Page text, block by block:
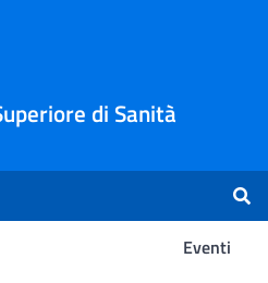
di Sanità
Eventi